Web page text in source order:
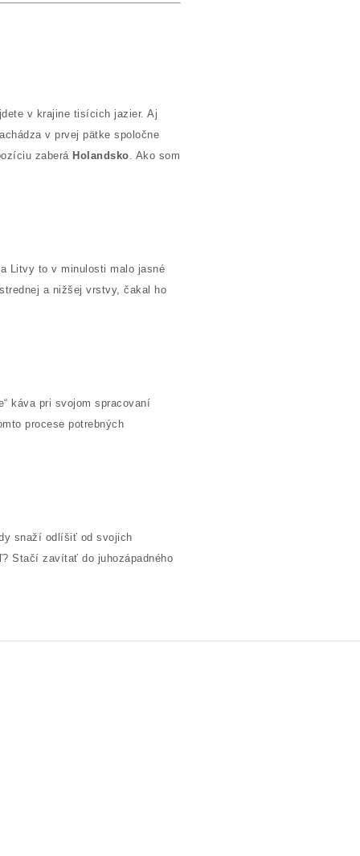
v krajine tisícich jazier. Aj
v prvej pätke spoločne
zaberá Holandsko. Ako som
Litvy to v minulosti malo jasné
a nižšej vrstvy, čakal ho
káva pri svojom spracovaní
procese potrebných
snaží odlíšiť od svojich
Stačí zavítať do juhozápadného